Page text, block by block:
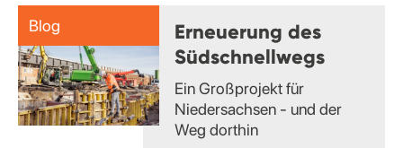
Blog
Erneuerung des
Südschnellwegs
Ein Großprojekt für
Niedersachsen - und der
Weg dorthin